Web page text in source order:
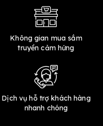
Không gian mua sắm
truyền cảm hứng
Dịch vụ hỗ trợ khách hàng
nhanh chóng